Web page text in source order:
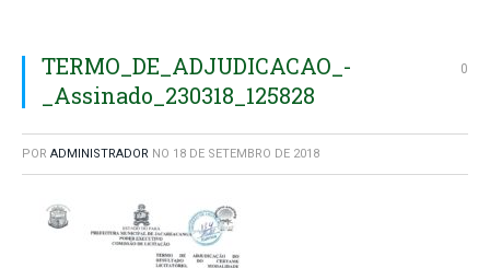
TERMO_DE_ADJUDICACAO_-
_Assinado_230318_125828
0
POR ADMINISTRADOR NO 18 DE SETEMBRO DE 2018